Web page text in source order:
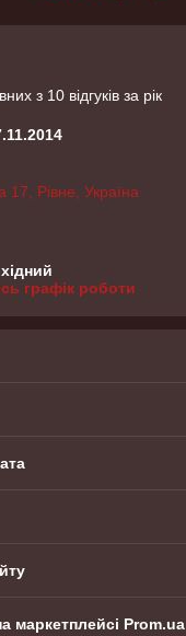
з 10 відгуків за рік
17, Рівне, Україна
графік роботи
маркетплейсі Prom.ua